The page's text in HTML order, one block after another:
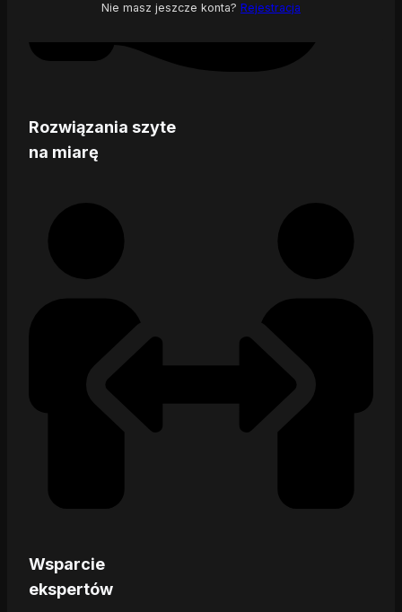
Rozwiązania szyte
na miarę
Wsparcie
ekspertów
Nie masz jeszcze konta? Rejestracja